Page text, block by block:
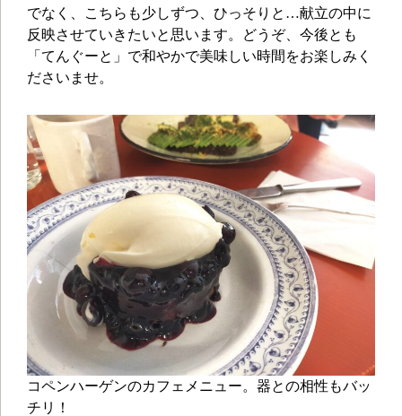
でなく、こちらも少しずつ、ひっそりと…献立の中に
反映させていきたいと思います。どうぞ、今後とも
「てんぐーと」で和やかで美味しい時間をお楽しみく
ださいませ。
コペンハーゲンのカフェメニュー。器との相性もバッ
チリ！